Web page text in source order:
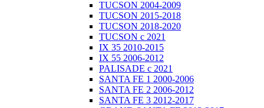
TUCSON 2004-2009
TUCSON 2015-2018
TUCSON 2018-2020
TUCSON с 2021
IX 35 2010-2015
IX 55 2006-2012
PALISADE с 2021
SANTA FE 1 2000-2006
SANTA FE 2 2006-2012
SANTA FE 3 2012-2017